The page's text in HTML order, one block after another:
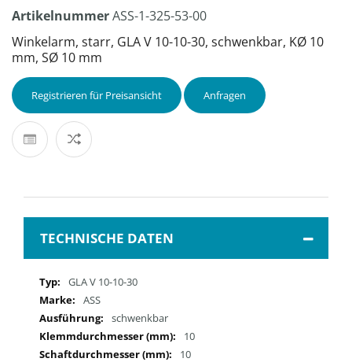
ArtikelnummerASS-1-325-53-00
Winkelarm, starr, GLA V 10-10-30, schwenkbar, KØ 10
mm, SØ 10 mm
Registrieren für Preisansicht Anfragen
TECHNISCHE DATEN
Mehr
Informationen
GLA V 10-10-30
ASS
schwenkbar
10
10